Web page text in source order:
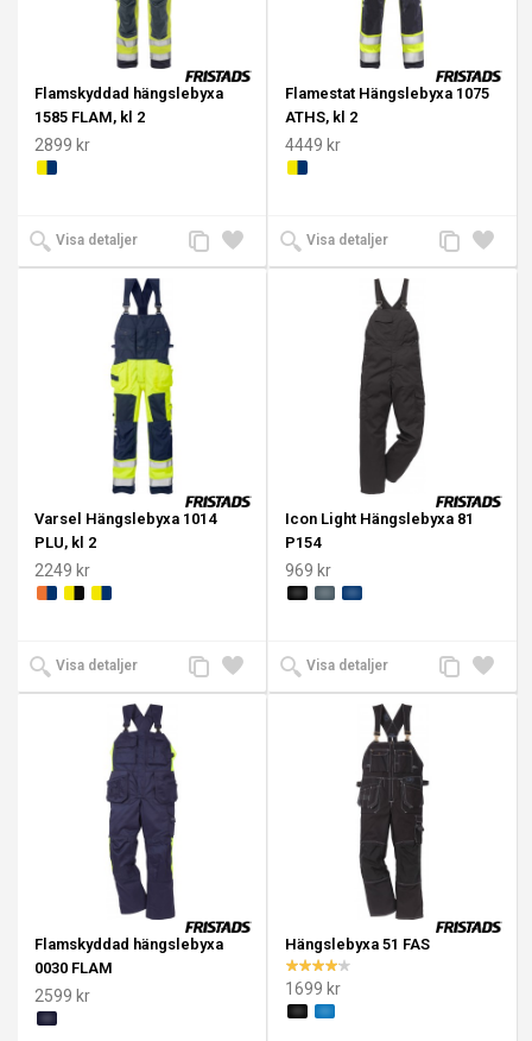
Flamskyddad hängslebyxa
1585 FLAM, kl 2
2899 kr
Visa detaljer
Lägg
till i
Lägg
till
Flamestat Hängslebyxa 1075
ATHS, kl 2
4449 kr
Visa detaljer
Lägg
till i
Lägg
till
Varsel Hängslebyxa 1014
PLU, kl 2
2249 kr
Visa detaljer
Lägg
till i
Lägg
till
Icon Light Hängslebyxa 81
P154
969 kr
Visa detaljer
Lägg
till i
Lägg
till
Flamskyddad hängslebyxa
0030 FLAM
2599 kr
Hängslebyxa 51 FAS
1699 kr